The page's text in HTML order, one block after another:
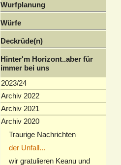
Wurfplanung
Würfe
Deckrüde(n)
Hinter'm Horizont..aber für
immer bei uns
2023/24
Archiv 2022
Archiv 2021
Archiv 2020
Traurige Nachrichten
der Unfall...
wir gratulieren Keanu und